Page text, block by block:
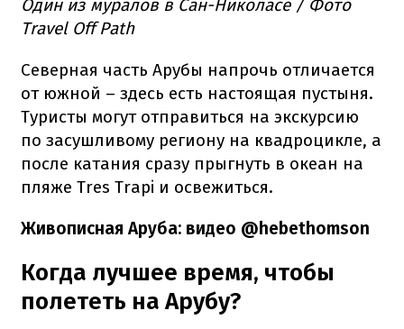
Один из муралов в Сан-Николасе / Фото
Travel Off Path
Северная часть Арубы напрочь отличается
от южной – здесь есть настоящая пустыня.
Туристы могут отправиться на экскурсию
по засушливому региону на квадроцикле, а
после катания сразу прыгнуть в океан на
пляже Tres Trapi и освежиться.
Живописная Аруба: видео @hebethomson
Когда лучшее время, чтобы
полететь на Арубу?